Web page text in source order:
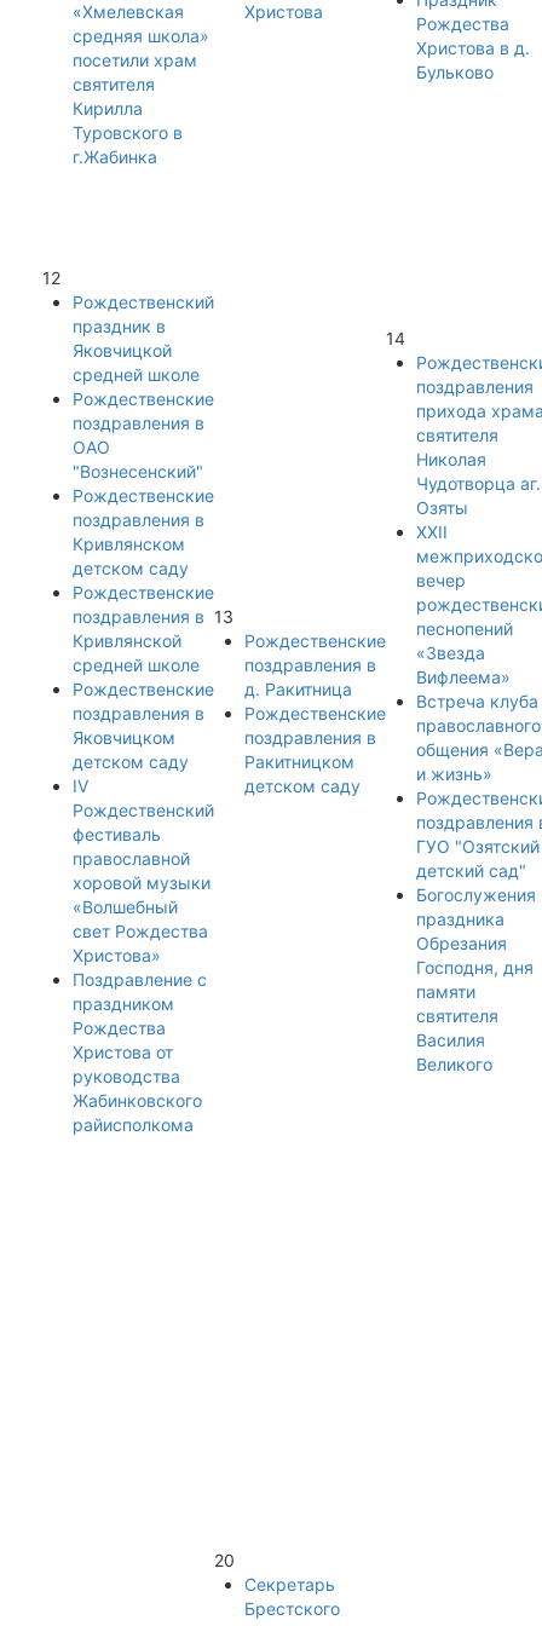
«Хмелевская
средняя школа»
посетили храм
святителя
Кирилла
Туровского в
г.Жабинка
Христова
Рождества
Христова в д.
Бульково
12
Рождественский
праздник в
Яковчицкой
средней школе
Рождественские
поздравления в
ОАО
"Вознесенский"
Рождественские
поздравления в
Кривлянском
детском саду
Рождественские
поздравления в
Кривлянской
средней школе
Рождественские
поздравления в
Яковчицком
детском саду
IV
Рождественский
фестиваль
православной
хоровой музыки
«Волшебный
свет Рождества
Христова»
Поздравление с
праздником
Рождества
Христова от
руководства
Жабинковского
райисполкома
13
Рождественские
поздравления в
д. Ракитница
Рождественские
поздравления в
Ракитницком
детском саду
14
поздравления
прихода
святителя
Николая
Чудотворца аг.
Озяты
XXII
вечер
песнопений
«Звезда
Вифлеема»
Встреча клуба
православного
общения
и жизнь»
поздравления
ГУО "Озятский
детский сад"
Богослужения
праздника
Обрезания
Господня, дня
памяти
святителя
Василия
Великого
20
Секретарь
Брестского